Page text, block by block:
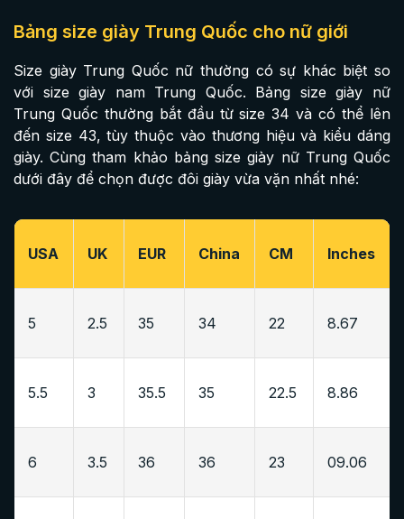
Bảng size giày Trung Quốc cho nữ giới
Size giày Trung Quốc nữ thường có sự khác biệt so
với size giày nam Trung Quốc. Bảng size giày nữ
Trung Quốc thường bắt đầu từ size 34 và có thể lên
đến size 43, tùy thuộc vào thương hiệu và kiểu dáng
giày. Cùng tham khảo bảng size giày nữ Trung Quốc​
dưới đây để chọn được đôi giày vừa vặn nhất nhé:
USA UK EUR China CM Inches
5 2.5 35 34 22 8.67
5.5 3 35.5 35 22.5 8.86
6 3.5 36 36 23 09.06